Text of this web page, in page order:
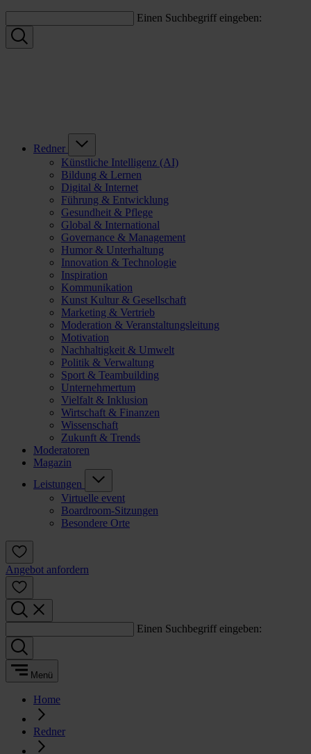
Einen Suchbegriff eingeben:
Redner
Künstliche Intelligenz (AI)
Bildung & Lernen
Digital & Internet
Führung & Entwicklung
Gesundheit & Pflege
Global & International
Governance & Management
Humor & Unterhaltung
Innovation & Technologie
Inspiration
Kommunikation
Kunst Kultur & Gesellschaft
Marketing & Vertrieb
Moderation & Veranstaltungsleitung
Motivation
Nachhaltigkeit & Umwelt
Politik & Verwaltung
Sport & Teambuilding
Unternehmertum
Vielfalt & Inklusion
Wirtschaft & Finanzen
Wissenschaft
Zukunft & Trends
Moderatoren
Magazin
Leistungen
Virtuelle event
Boardroom-Sitzungen
Besondere Orte
Angebot anfordern
Einen Suchbegriff eingeben:
Menü
Home
Redner